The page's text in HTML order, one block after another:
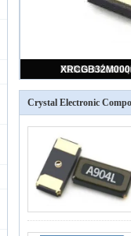
Crystal Electronic